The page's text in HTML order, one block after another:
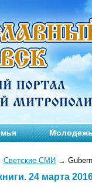
Светские СМИ →
24 марта 2016